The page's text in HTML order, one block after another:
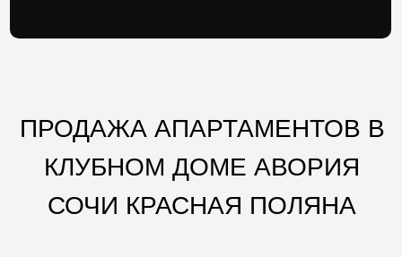
ПРОДАЖА АПАРТАМЕНТОВ В
КЛУБНОМ ДОМЕ АВОРИЯ
СОЧИ КРАСНАЯ ПОЛЯНА